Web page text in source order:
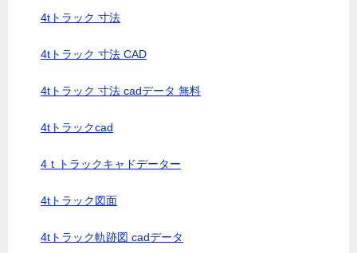
4tトラック 寸法
4tトラック 寸法 CAD
4tトラック 寸法 cadデータ 無料
4tトラックcad
4ｔトラックキャドデーター
4tトラック図面
4tトラック軌跡図 cadデータ